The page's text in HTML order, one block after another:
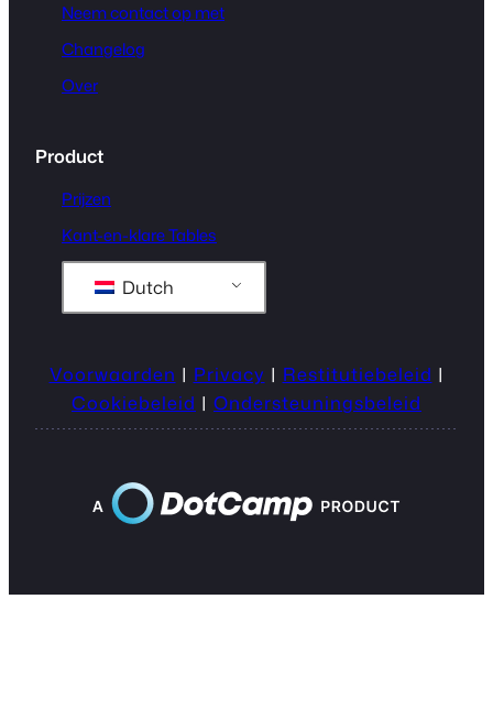
Neem contact op met
Changelog
Over
Product
Prijzen
Kant-en-klare Tables
Dutch
Voorwaarden | Privacy | Restitutiebeleid |
Cookiebeleid | Ondersteuningsbeleid